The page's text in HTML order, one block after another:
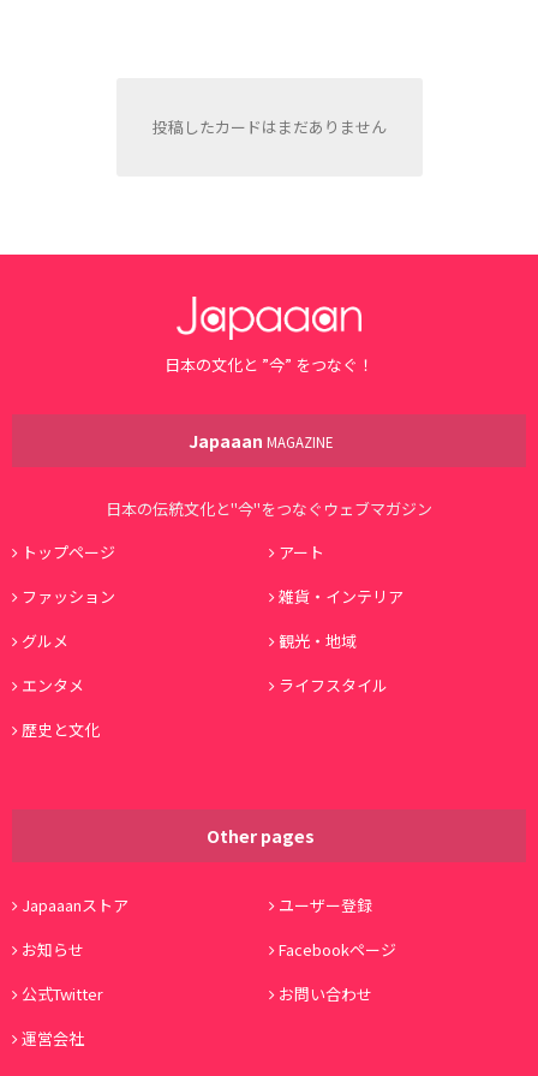
投稿したカードはまだありません
日本の文化と ”今” をつなぐ！
Japaaan MAGAZINE
日本の伝統文化と"今"をつなぐウェブマガジン
トップページ
アート
ファッション
雑貨・インテリア
グルメ
観光・地域
エンタメ
ライフスタイル
歴史と文化
Other pages
Japaaanストア
ユーザー登録
お知らせ
Facebookページ
公式Twitter
お問い合わせ
運営会社